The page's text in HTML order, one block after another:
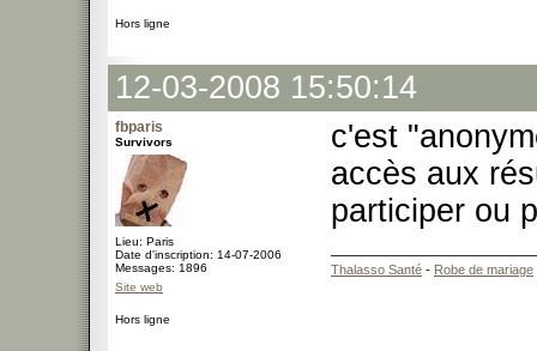
Hors ligne
12-03-2008 15:50:14
fbparis
Survivors
Lieu: Paris
Date d'inscription: 14-07-2006
Messages: 1896
Site web
c'est
accès aux
participer ou
Thalasso Santé - Robe de mariage
Hors ligne